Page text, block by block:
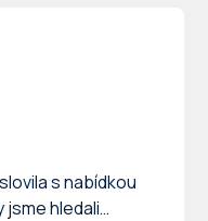
s nabídkou
jsme hledali